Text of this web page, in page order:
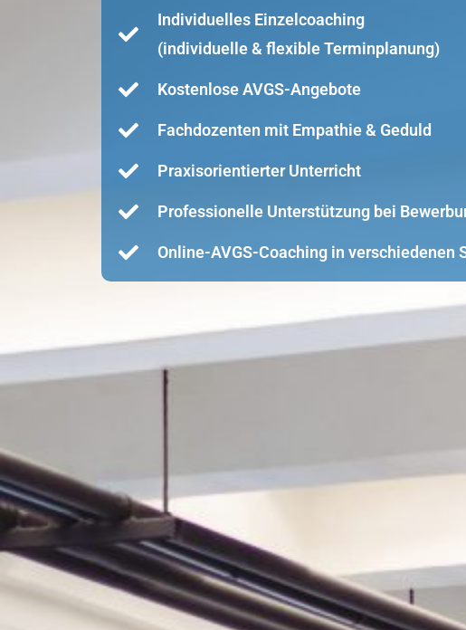
Individuelles Einzelcoaching
(individuelle & flexible Terminplanung)
Kostenlose AVGS-Angebote
Fachdozenten mit Empathie & Geduld
Praxisorientierter Unterricht
Professionelle Unterstützung bei
Online-AVGS-Coaching in verschiedenen